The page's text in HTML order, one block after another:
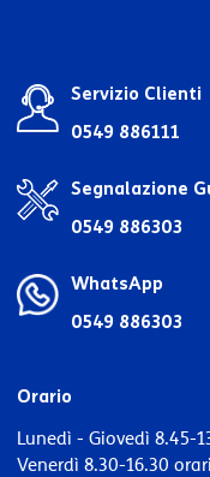
Servizio Clienti
0549 886111
Segnalazione
0549 886303
WhatsApp
0549 886303
Orario
Lunedì - Giovedì 8.45-
Venerdì 8.30-16.30